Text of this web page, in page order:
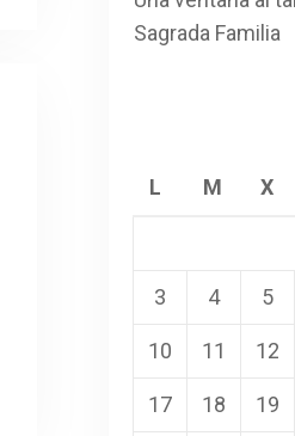
Sagrada Familia
L M X
3 4 5
10 11 12
17 18 19